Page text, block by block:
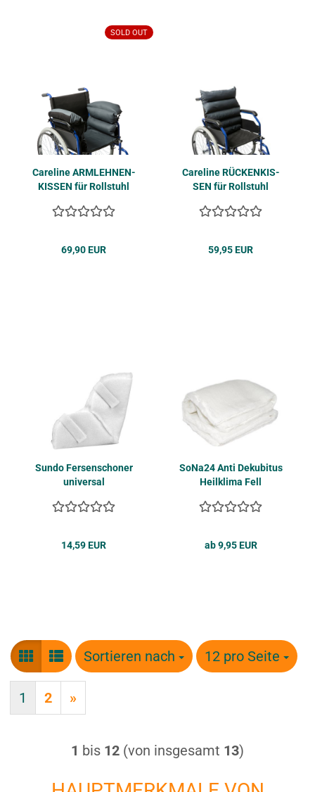
SOLD OUT
Ca­re­li­ne ARM­LEH­NEN­
KIS­SEN für Roll­stuhl
69,90 EUR
Ca­re­li­ne RÜ­CKEN­KIS­
SEN für Roll­stuhl
59,95 EUR
Sundo Fer­sen­scho­ner
uni­ver­sal
14,59 EUR
SoNa24 Anti De­ku­bi­tus
Heil­kli­ma Fell
ab 9,95 EUR
Sortieren nach
Sortieren nach 12 pro Seite
pro Seite
1 2 »
1 bis 12 (von insgesamt 13)